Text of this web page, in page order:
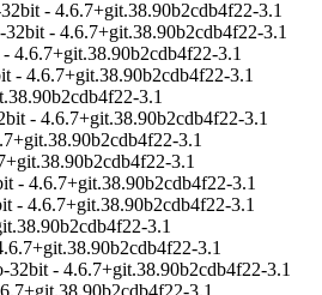
- 4.6.7+git.38.90b2cdb4f22-3.1
- 4.6.7+git.38.90b2cdb4f22-3.1
4.6.7+git.38.90b2cdb4f22-3.1
- 4.6.7+git.38.90b2cdb4f22-3.1
3.1
- 4.6.7+git.38.90b2cdb4f22-3.1
3.1
3.1
- 4.6.7+git.38.90b2cdb4f22-3.1
- 4.6.7+git.38.90b2cdb4f22-3.1
3.1
3.1
32bit - 4.6.7+git.38.90b2cdb4f22-3.1
3.1